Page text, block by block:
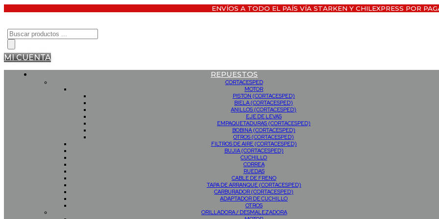
ENVÍOS A TODO EL PAÍS VÍA STARKEN Y CHILEXPRESS POR
Búsqueda
de
productos
MI CUENTA
REPUESTOS
CORTACESPED
MOTOR
PISTON (CORTACESPED)
BIELA (CORTACESPED)
ANILLOS (CORTACESPED)
EJE DE LEVAS
EMPAQUETADURAS (CORTACESPED)
BOBINA (CORTACESPED)
OTROS (CORTACESPED)
FILTROS DE AIRE (CORTACESPED)
BUJIA (CORTACESPED)
CUCHILLO
CORREA
RUEDAS
CABLE DE FRENO
TAPA DE ARRANQUE (CORTACESPED)
CARBURADOR (CORTACESPED)
ADAPTADOR DE CUCHILLO
OTROS
ORILLADORA / DESMALEZADORA